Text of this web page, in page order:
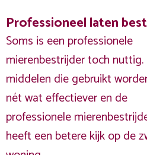
Professioneel laten
Soms is een professionele
mierenbestrijder toch nuttig.
middelen die gebruikt
nét wat effectiever en de
professionele
heeft een betere kijk op de